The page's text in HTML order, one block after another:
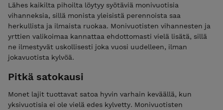
Lähes kaikilta pihoilta löytyy syötäviä monivuotisia
vihanneksia, sillä monista yleisistä perennoista saa
herkullista ja ilmaista ruokaa. Monivuotisten vihannesten ja
yrttien valikoimaa kannattaa ehdottomasti vielä lisätä, sillä
ne ilmestyvät uskollisesti joka vuosi uudelleen, ilman
jokavuotista kylvöä.
Pitkä satokausi
Monet lajit tuottavat satoa hyvin varhain keväällä, kun
yksivuotisia ei ole vielä edes kylvetty. Monivuotisten